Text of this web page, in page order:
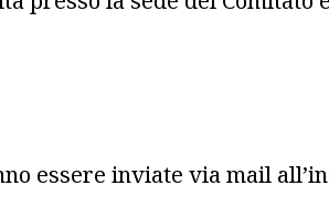
essere inviate via mail